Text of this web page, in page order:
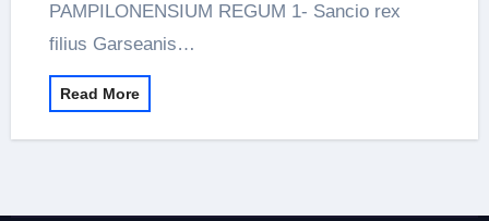
PAMPILONENSIUM REGUM 1- Sancio rex
filius Garseanis…
Read More